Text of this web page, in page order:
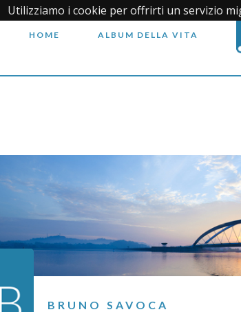
Utilizziamo i cookie per offrirti un servizio
HOME ALBUM DELLA VITA
BRUNO SAVOCA